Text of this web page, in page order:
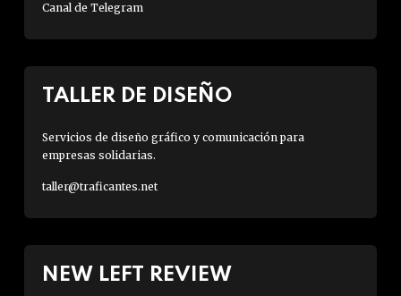
Canal de Telegram
TALLER DE DISEÑO
Servicios de diseño gráfico y comunicación para
empresas solidarias.
taller@traficantes.net
NEW LEFT REVIEW